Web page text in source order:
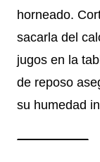
horneado.
sacarla del
jugos en la
de reposo
su humedad